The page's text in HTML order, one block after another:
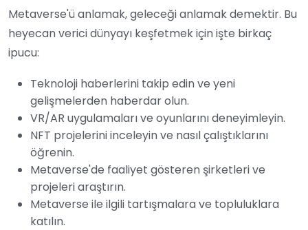
Metaverse'ü anlamak, geleceği anlamak demektir. Bu
heyecan verici dünyayı keşfetmek için işte birkaç
ipucu:
Teknoloji haberlerini takip edin ve yeni
gelişmelerden haberdar olun.
VR/AR uygulamaları ve oyunlarını deneyimleyin.
NFT projelerini inceleyin ve nasıl çalıştıklarını
öğrenin.
Metaverse'de faaliyet gösteren şirketleri ve
projeleri araştırın.
Metaverse ile ilgili tartışmalara ve topluluklara
katılın.